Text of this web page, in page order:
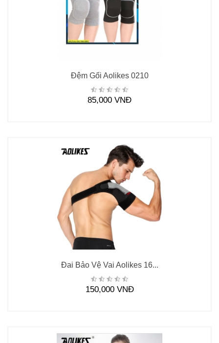
Đệm Gối Aolikes 0210
85,000 VNĐ
Đai Bảo Vệ Vai Aolikes 16...
150,000 VNĐ